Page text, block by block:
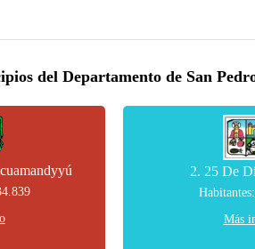
del Departamento de San
2. 25 De
Más